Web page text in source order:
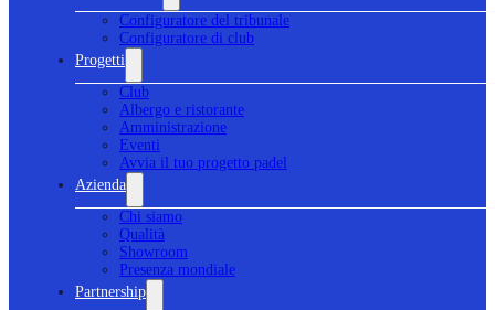
Configuratore del tribunale
Configuratore di club
Progetti
Club
Albergo e ristorante
Amministrazione
Eventi
Avvia il tuo progetto padel
Azienda
Chi siamo
Qualità
Showroom
Presenza mondiale
Partnership